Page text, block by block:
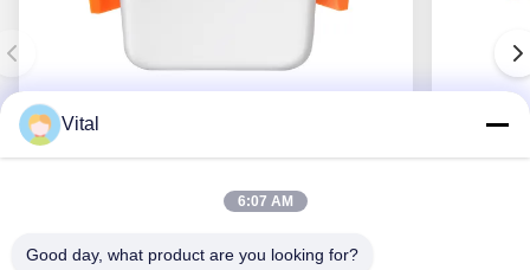
En İyi Fiyatı Alın
Vital
6:07 AM
Good day, what product are you looking for?